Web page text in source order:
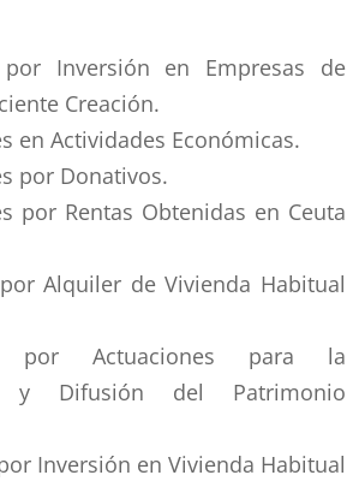
por Inversión en Empresas de
Creación.
en Actividades Económicas.
por Donativos.
por Rentas Obtenidas en Ceuta
Alquiler de Vivienda Habitual
por Actuaciones para la
y Difusión del Patrimonio
Inversión en Vivienda Habitual